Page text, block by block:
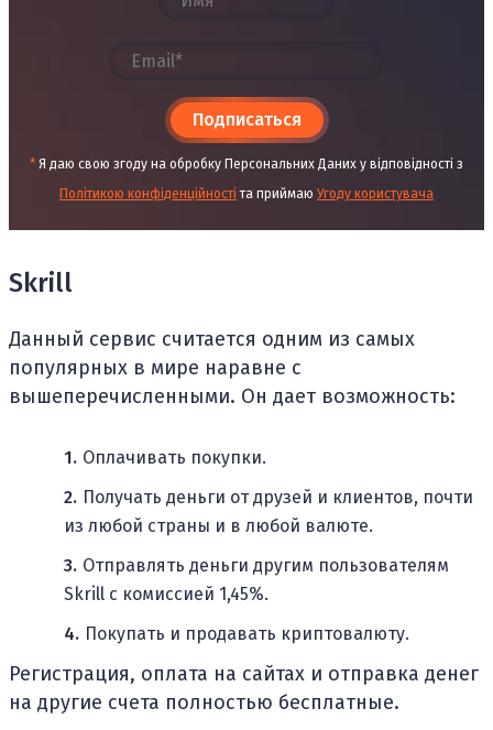
Подписаться
* Я даю свою згоду на обробку Персональних Даних у відповідності з
Політикою конфіденційності та приймаю Угоду користувача
Skrill
Данный сервис считается одним из самых
популярных в мире наравне с
вышеперечисленными. Он дает возможность:
Оплачивать покупки.
Получать деньги от друзей и клиентов, почти
из любой страны и в любой валюте.
Отправлять деньги другим пользователям
Skrill с комиссией 1,45%.
Покупать и продавать криптовалюту.
Регистрация, оплата на сайтах и отправка денег
на другие счета полностью бесплатные.